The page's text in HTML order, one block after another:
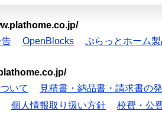
告 OpenBlocks ぷらっとホーム製
いて 見積書・納品書・請求書の
個人情報取り扱い方針 校費・公